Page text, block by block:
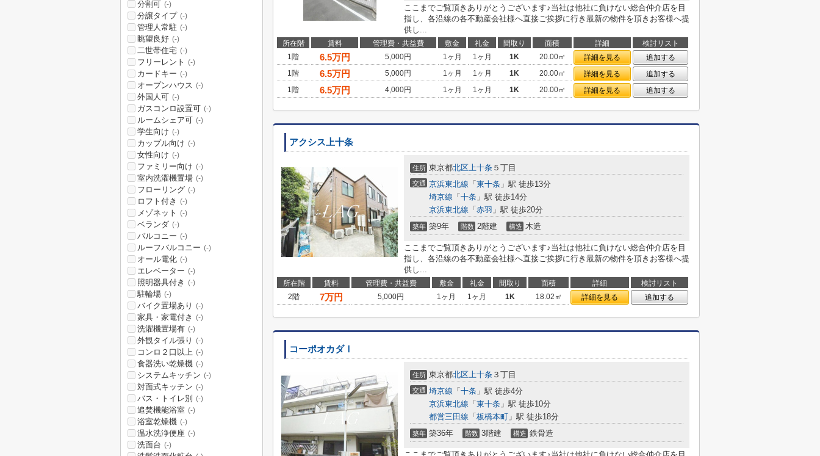
ここまでご覧頂きありがとうございます♪当社は他社に負けない総合仲介店を目
指し、各沿線の各不動産会社様へ直接ご挨拶に行き最新の物件を頂きお客様へ提
供し...
所在階 賃料 管理費・共益費 敷金 礼金 間取り 面積 詳細
検討リスト
1階
6.5万円 5,000円 1ヶ月 1ヶ月 1K 20.00㎡ 詳細を見る
追加する
1階
6.5万円 5,000円 1ヶ月 1ヶ月 1K 20.00㎡ 詳細を見る
追加する
1階
6.5万円 4,000円 1ヶ月 1ヶ月 1K 20.00㎡ 詳細を見る 追加する
アクシス上十条
住所 東京都北区上十条 ５丁目
交通 京浜東北線 「 東十条 」駅 徒歩13分
埼京線 「 十条 」駅 徒歩14分
京浜東北線 「 赤羽 」駅 徒歩20分
築年 築9年 階数 2階建 構造 木造
ここまでご覧頂きありがとうございます♪当社は他社に負けない総合仲介店を目
指し、各沿線の各不動産会社様へ直接ご挨拶に行き最新の物件を頂きお客様へ提
供し...
所在階 賃料 管理費・共益費 敷金 礼金 間取り 面積 詳細
検討リスト
2階
7万円 5,000円 1ヶ月 1ヶ月 1K 18.02㎡ 詳細を見る 追加する
コーポオカダⅠ
住所 東京都北区上十条 ３丁目
交通 埼京線 「 十条 」駅 徒歩4分
京浜東北線 「 東十条 」駅 徒歩10分
都営三田線 「 板橋本町 」駅 徒歩18分
築年 築36年 階数 3階建 構造 鉄骨造
分割可 (-)
分譲タイプ (-)
管理人常駐 (-)
眺望良好 (-)
二世帯住宅 (-)
フリーレント (-)
カードキー (-)
オープンハウス (-)
外国人可 (-)
ガスコンロ設置可 (-)
ルームシェア可 (-)
学生向け (-)
カップル向け (-)
女性向け (-)
ファミリー向け (-)
室内洗濯機置場 (-)
フローリング (-)
ロフト付き (-)
メゾネット (-)
ベランダ (-)
バルコニー (-)
ルーフバルコニー (-)
オール電化 (-)
エレベーター (-)
照明器具付き (-)
駐輪場 (-)
バイク置場あり (-)
家具・家電付き (-)
洗濯機置場有 (-)
外観タイル張り (-)
コンロ２口以上 (-)
食器洗い乾燥機 (-)
システムキッチン (-)
対面式キッチン (-)
バス・トイレ別 (-)
追焚機能浴室 (-)
浴室乾燥機 (-)
温水洗浄便座 (-)
洗面台 (-)